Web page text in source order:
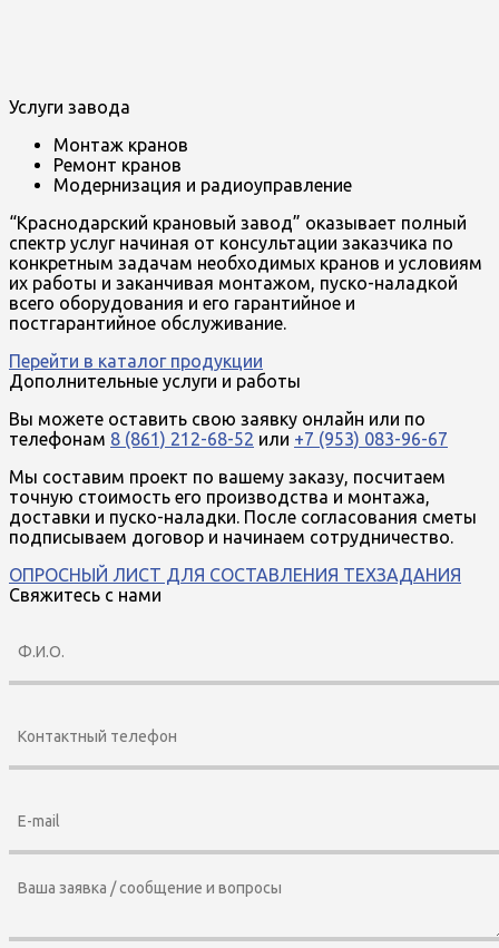
Услуги завода
Монтаж кранов
Ремонт кранов
Модернизация и радиоуправление
“Краснодарский крановый завод” оказывает полный
спектр услуг начиная от консультации заказчика по
конкретным задачам необходимых кранов и условиям
их работы и заканчивая монтажом, пуско-наладкой
всего оборудования и его гарантийное и
постгарантийное обслуживание.
Перейти в каталог продукции
Дополнительные услуги и работы
Вы можете оставить свою заявку онлайн или по
телефонам 8 (861) 212-68-52 или +7 (953) 083-96-67
Мы составим проект по вашему заказу, посчитаем
точную стоимость его производства и монтажа,
доставки и пуско-наладки. После согласования сметы
подписываем договор и начинаем сотрудничество.
ОПРОСНЫЙ ЛИСТ ДЛЯ СОСТАВЛЕНИЯ ТЕХЗАДАНИЯ
Свяжитесь с нами